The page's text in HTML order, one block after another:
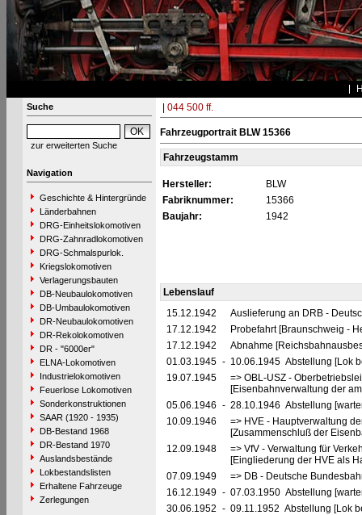
Suche
zur erweiterten Suche
Navigation
Geschichte & Hintergründe
Länderbahnen
DRG-Einheitslokomotiven
DRG-Zahnradlokomotiven
DRG-Schmalspurlok.
Kriegslokomotiven
Verlagerungsbauten
DB-Neubaulokomotiven
DB-Umbaulokomotiven
DR-Neubaulokomotiven
DR-Rekolokomotiven
DR - "6000er"
ELNA-Lokomotiven
Industrielokomotiven
Feuerlose Lokomotiven
Sonderkonstruktionen
SAAR (1920 - 1935)
DB-Bestand 1968
DR-Bestand 1970
Auslandsbestände
Lokbestandslisten
Erhaltene Fahrzeuge
Zerlegungen
044 500 ff.
Fahrzeugportrait BLW 15366
Fahrzeugstamm
Hersteller:
BLW
Fabriknummer:
15366
Baujahr:
1942
Lebenslauf
15.12.1942
Auslieferung an DRB -
17.12.1942
Probefahrt [Braunschweig -
17.12.1942
Abnahme
01.03.1945 - 10.06.1945 Abstellung [Lok
19.07.1945
=> OBL-USZ -
[Eisenbahnverwaltung der
05.06.1946 - 28.10.1946 Abstellung
10.09.1946
=> HVE - Hauptverwaltung
[Zusammenschluß der
12.09.1948
=> VfV - Verwaltung für
[Eingliederung der HVE als
07.09.1949
=> DB - Deutsche
16.12.1949 - 07.03.1950 Abstellung
30.06.1952 - 09.11.1952 Abstellung [Lok